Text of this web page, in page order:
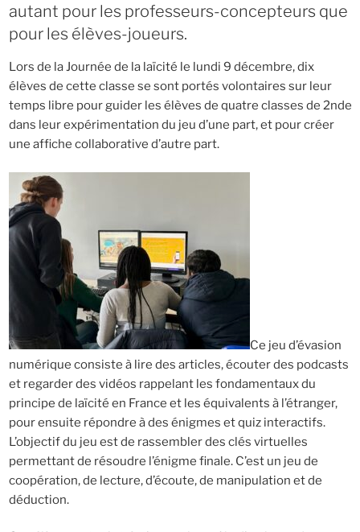
autant pour les professeurs-concepteurs que
pour les élèves-joueurs.
Lors de la Journée de la laïcité le lundi 9 décembre, dix
élèves de cette classe se sont portés volontaires sur leur
temps libre pour guider les élèves de quatre classes de 2nde
dans leur expérimentation du jeu d’une part, et pour créer
une affiche collaborative d’autre part.
Ce jeu d’évasion
numérique consiste à lire des articles, écouter des podcasts
et regarder des vidéos rappelant les fondamentaux du
principe de laïcité en France et les équivalents à l’étranger,
pour ensuite répondre à des énigmes et quiz interactifs.
L’objectif du jeu est de rassembler des clés virtuelles
permettant de résoudre l’énigme finale. C’est un jeu de
coopération, de lecture, d’écoute, de manipulation et de
déduction.